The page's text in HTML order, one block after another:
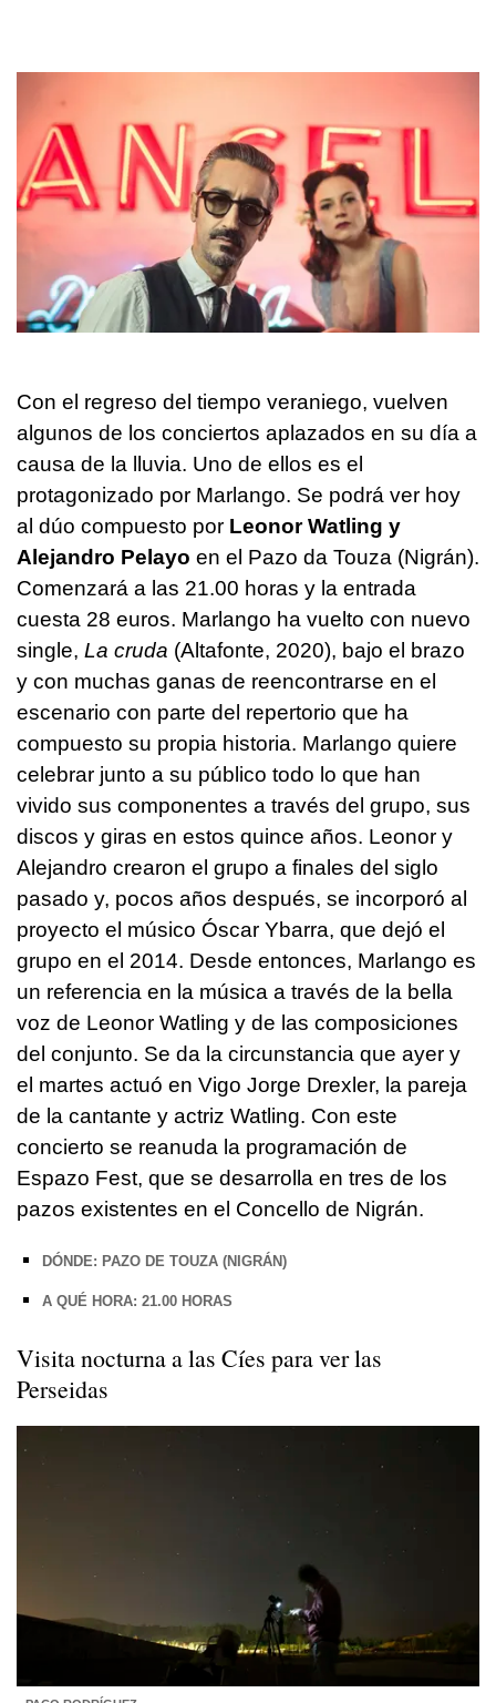
Con el regreso del tiempo veraniego, vuelven
algunos de los conciertos aplazados en su día a
causa de la lluvia. Uno de ellos es el
protagonizado por Marlango. Se podrá ver hoy
al dúo compuesto por Leonor Watling y
Alejandro Pelayo en el Pazo da Touza (Nigrán).
Comenzará a las 21.00 horas y la entrada
cuesta 28 euros. Marlango ha vuelto con nuevo
single, La cruda (Altafonte, 2020), bajo el brazo
y con muchas ganas de reencontrarse en el
escenario con parte del repertorio que ha
compuesto su propia historia. Marlango quiere
celebrar junto a su público todo lo que han
vivido sus componentes a través del grupo, sus
discos y giras en estos quince años. Leonor y
Alejandro crearon el grupo a finales del siglo
pasado y, pocos años después, se incorporó al
proyecto el músico Óscar Ybarra, que dejó el
grupo en el 2014. Desde entonces, Marlango es
un referencia en la música a través de la bella
voz de Leonor Watling y de las composiciones
del conjunto. Se da la circunstancia que ayer y
el martes actuó en Vigo Jorge Drexler, la pareja
de la cantante y actriz Watling. Con este
concierto se reanuda la programación de
Espazo Fest, que se desarrolla en tres de los
pazos existentes en el Concello de Nigrán.
DÓNDE: PAZO DE TOUZA (NIGRÁN)
A QUÉ HORA: 21.00 HORAS
Visita nocturna a las Cíes para ver las
Perseidas